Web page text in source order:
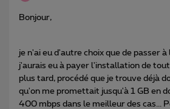
Bonjour,
je n'ai eu d'autre choix que de passer
j'aurais eu à payer l'installation de
plus tard, procédé que je trouve déjà
qu'on me promettait jusqu'à 1 GB en
400 mbps dans le meilleur des cas...